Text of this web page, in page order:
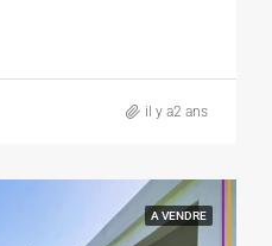
il y a2 ans
A VENDRE